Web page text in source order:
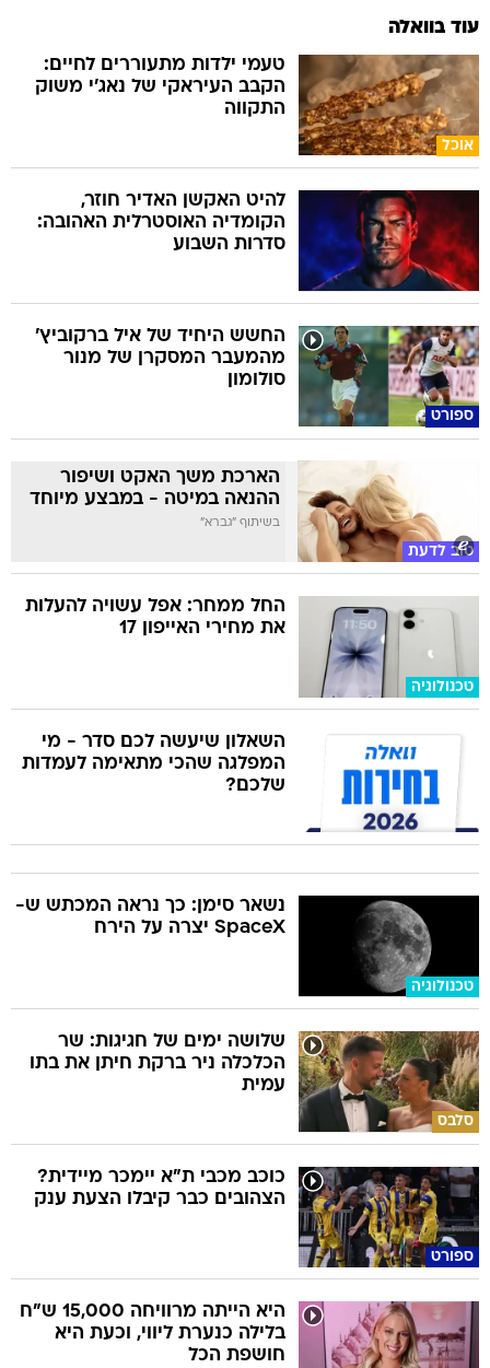
עוד בוואלה
אוכל
טעמי ילדות מתעוררים לחיים:
הקבב העיראקי של נאג׳י משוק
התקווה
להיט האקשן האדיר חוזר,
הקומדיה האוסטרלית האהובה:
סדרות השבוע
ספורט
החשש היחיד של איל ברקוביץ'
מהמעבר המסקרן של מנור
סולומון
טוב לדעת
הארכת משך האקט ושיפור
ההנאה במיטה - במבצע מיוחד
בשיתוף "גברא"
טכנולוגיה
החל ממחר: אפל עשויה להעלות
את מחירי האייפון 17
השאלון שיעשה לכם סדר - מי
המפלגה שהכי מתאימה לעמדות
שלכם?
טכנולוגיה
נשאר סימן: כך נראה המכתש ש-
SpaceX יצרה על הירח
סלבס
שלושה ימים של חגיגות: שר
הכלכלה ניר ברקת חיתן את בתו
עמית
ספורט
כוכב מכבי ת"א יימכר מיידית?
הצהובים כבר קיבלו הצעת ענק
היא הייתה מרוויחה 15,000 ש"ח
בלילה כנערת ליווי, וכעת היא
חושפת הכל